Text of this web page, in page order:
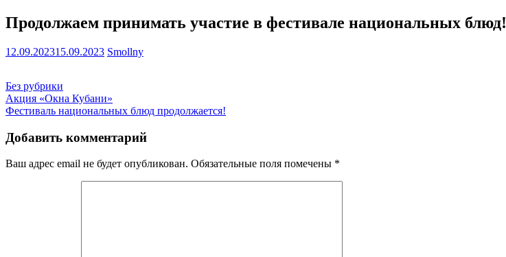
Продолжаем принимать участие в фестивале национальных блюд!
12.09.202315.09.2023 Smollny
Без рубрики
Навигация
по
записям
Акция «Окна Кубани»
Фестиваль национальных блюд продолжается!
Добавить комментарий
Ваш адрес email не будет опубликован. Обязательные поля помечены *